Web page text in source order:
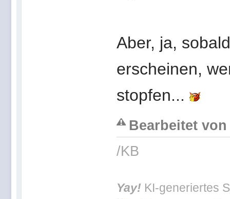
Aber, ja,
erscheinen,
stopfen...
Bearbeitet von
/KB
Yay! KI-generiertes